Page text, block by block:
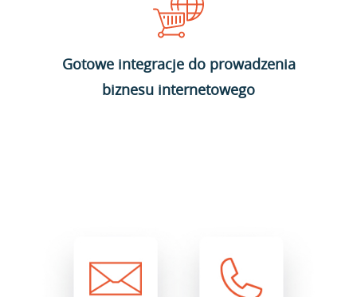
Gotowe integracje do prowadzenia
biznesu internetowego